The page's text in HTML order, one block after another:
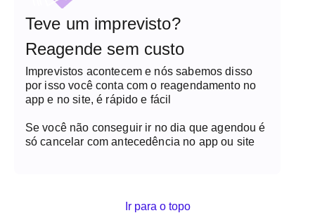
com contraste, não é necessário suspender a
amamentação. Se a paciente preferir, pode estocar
o leite antes da realização do exame.
Teve um imprevisto?
Reagende sem custo
Imprevistos acontecem e nós sabemos disso
por isso você conta com o reagendamento no
app e no site, é rápido e fácil
Se você não conseguir ir no dia que agendou é
só cancelar com antecedência no app ou site
Ir para o topo